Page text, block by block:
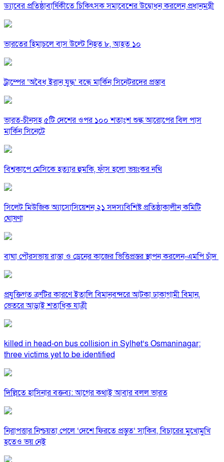
ড্যাবের প্রতিষ্ঠাবার্ষিকীতে চিকিৎসক সমাবেশের উদ্বোধন করলেন প্রধানমন্ত্রী
ভারতের হিমাচলে বাস উল্টে নিহত ৮, আহত ১০
ট্রাম্পের ‘অবৈধ ইরান যুদ্ধ’ বন্ধে মার্কিন সিনেটরদের প্রস্তাব
ভারত-চীনসহ ৫টি দেশের ওপর ১০০ শতাংশ শুল্ক আরোপের বিল পাস
মার্কিন সিনেটে
বিশ্বকাপে মেসিকে হত্যার হুমকি, ফাঁস হলো ভয়ংকর নথি
সিলেট মিউজিক অ্যাসোসিয়েশন ২১ সদস্যবিশিষ্ট প্রতিষ্ঠাকালীন কমিটি
ঘোষণা
বাঘা পৌরসভায় রাস্তা ও ড্রেনের কাজের ভিত্তিপ্রস্তর স্থাপন করলেন-এমপি চাঁদ
প্রযুক্তিগত ত্রুটির কারণে ইতালি বিমানবন্দরে আটকা ঢাকাগামী বিমান,
ভেতরে আড়াই শতাধিক যাত্রী
killed in head-on bus collision in Sylhet’s Osmaninagar;
three victims yet to be identified
দিল্লিতে হাসিনার বক্তব্য: আগের কথাই আবার বলল ভারত
নিরাপত্তার নিশ্চয়তা পেলে ‘দেশে ফিরতে প্রস্তুত’ সাকিব, বিচারের মুখোমুখি
হতেও ভয় নেই